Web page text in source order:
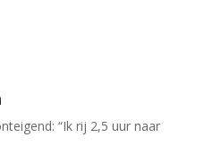
“Ik rij 2,5 uur naar